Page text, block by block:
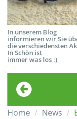
In unserem Blog
informieren wir Sie
die verschiedensten
In Schön ist
immer was los :)
Home News